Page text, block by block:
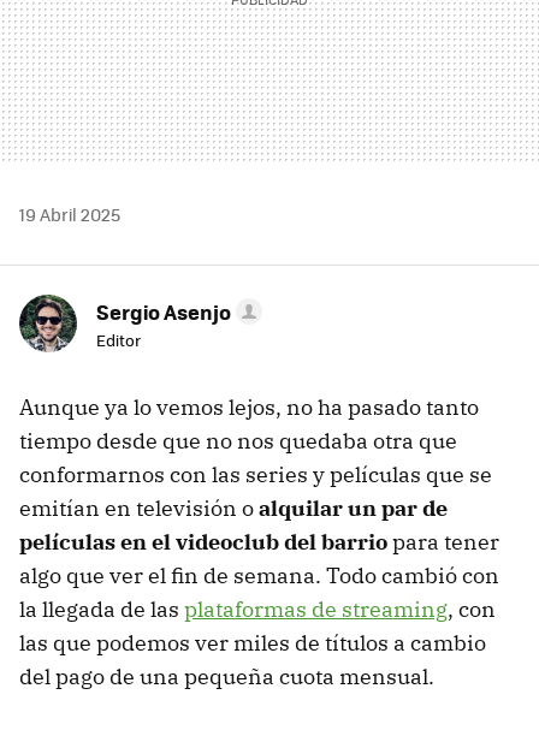
19 Abril 2025
Sergio Asenjo
Editor
Aunque ya lo vemos lejos, no ha pasado tanto
tiempo desde que no nos quedaba otra que
conformarnos con las series y películas que se
emitían en televisión oalquilar un par de
películas en el videoclub del barriopara tener
algo que ver el fin de semana. Todo cambió con
la llegada de las plataformas de streaming, con
las que podemos ver miles de títulos a cambio
del pago de una pequeña cuota mensual.